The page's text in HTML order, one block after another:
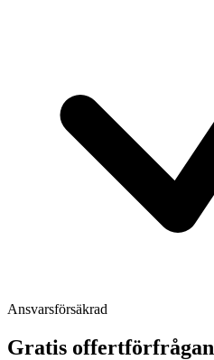
Ansvarsförsäkrad
Gratis offertförfrågan